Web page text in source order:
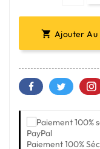
 Ajouter Au
Paiement 100%